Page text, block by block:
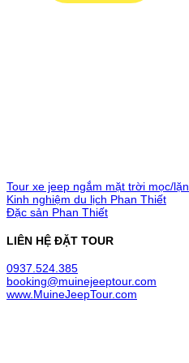
Tour xe jeep ngắm mặt trời mọc/lặn
Kinh nghiệm du lịch Phan Thiết
Đặc sản Phan Thiết
LIÊN HỆ ĐẶT TOUR
0937.524.385
booking@muinejeeptour.com
www.MuineJeepTour.com